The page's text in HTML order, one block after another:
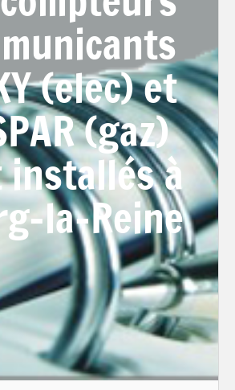
(elec) et
(gaz)
à
la-Reine